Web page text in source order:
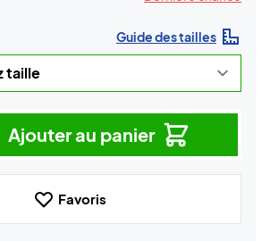
Guide des tailles
Ajouter au panier
Favoris